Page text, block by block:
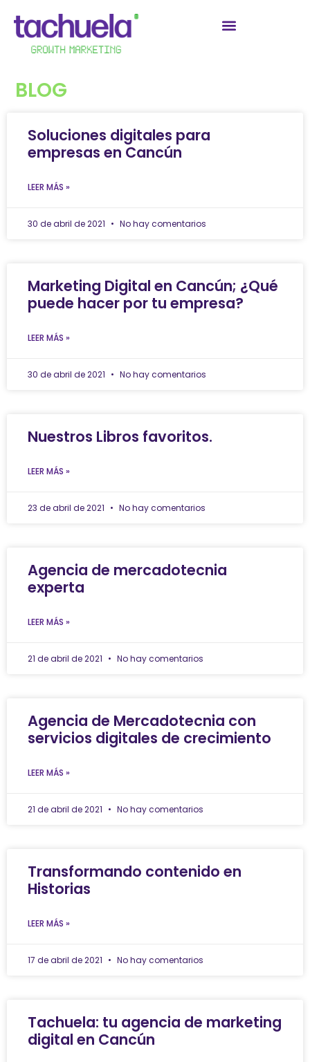
BLOG
Soluciones digitales para
empresas en Cancún
LEER MÁS »
30 de abril de 2021 No hay comentarios
Marketing Digital en Cancún; ¿Qué
puede hacer por tu empresa?
LEER MÁS »
30 de abril de 2021 No hay comentarios
Nuestros Libros favoritos.
LEER MÁS »
23 de abril de 2021 No hay comentarios
Agencia de mercadotecnia
experta
LEER MÁS »
21 de abril de 2021 No hay comentarios
Agencia de Mercadotecnia con
servicios digitales de crecimiento
LEER MÁS »
21 de abril de 2021 No hay comentarios
Transformando contenido en
Historias
LEER MÁS »
17 de abril de 2021 No hay comentarios
Tachuela: tu agencia de marketing
digital en Cancún